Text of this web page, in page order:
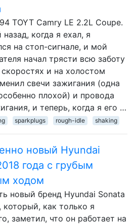
TOYT Camry LE 2.2L Coupe.
когда я ехал, я
на стоп-сигнале, и мой
начал трясти всю заботу
скоростях и на холостом
свечи зажигания (одна
плохой) и провода
и теперь, когда я его …
sparkplugs rough-idle shaking
новый Hyundai
года с грубым
ходом
новый бренд Hyundai Sonata
который, как только я
заметил, что он работает на